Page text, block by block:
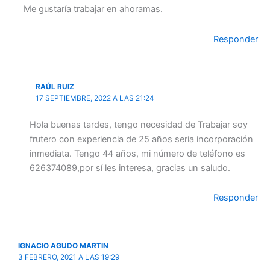
Me gustaría trabajar en ahoramas.
Responder
RAÚL RUIZ
17 SEPTIEMBRE, 2022 A LAS 21:24
Hola buenas tardes, tengo necesidad de Trabajar soy
frutero con experiencia de 25 años seria incorporación
inmediata. Tengo 44 años, mi número de teléfono es
626374089,por sí les interesa, gracias un saludo.
Responder
IGNACIO AGUDO MARTIN
3 FEBRERO, 2021 A LAS 19:29